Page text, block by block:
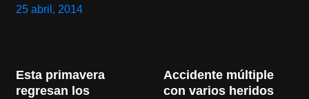
25 abril, 2014
Esta primavera
regresan los
Accidente múltiple
con varios heridos